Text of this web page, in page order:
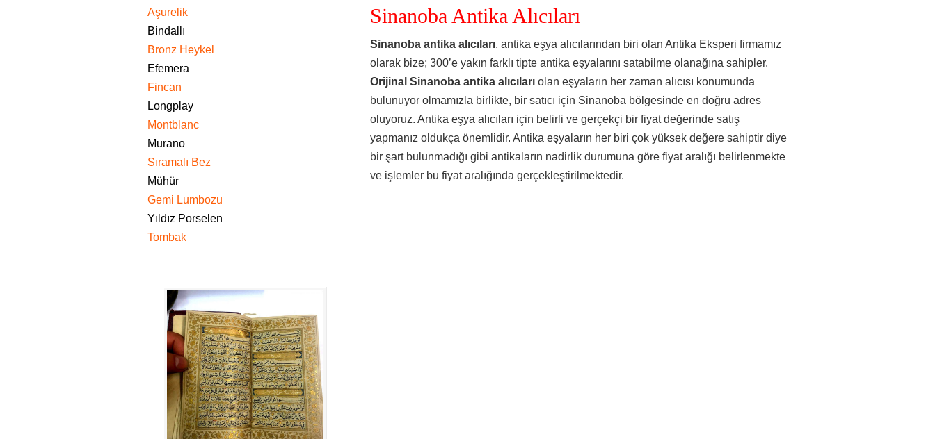
Sinanoba Antika Alıcıları
Sinanoba antika alıcıları, antika eşya alıcılarından biri olan Antika Eksperi firmamız
olarak bize; 300’e yakın farklı tipte antika eşyalarını satabilme olanağına sahipler.
Orijinal Sinanoba antika alıcıları olan eşyaların her zaman alıcısı konumunda
bulunuyor olmamızla birlikte, bir satıcı için Sinanoba bölgesinde en doğru adres
oluyoruz. Antika eşya alıcıları için belirli ve gerçekçi bir fiyat değerinde satış
yapmanız oldukça önemlidir. Antika eşyaların her biri çok yüksek değere sahiptir diye
bir şart bulunmadığı gibi antikaların nadirlik durumuna göre fiyat aralığı belirlenmekte
ve işlemler bu fiyat aralığında gerçekleştirilmektedir.
Aşurelik
Bindallı
Bronz Heykel
Efemera
Fincan
Longplay
Montblanc
Murano
Sıramalı Bez
Mühür
Gemi Lumbozu
Yıldız Porselen
Tombak